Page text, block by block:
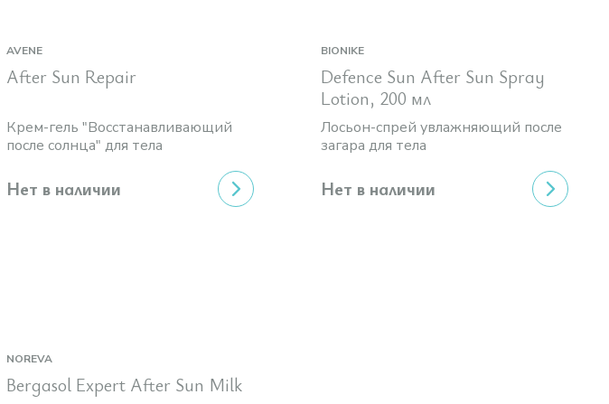
AVENE
After Sun Repair
Крем-гель "Восстанавливающий
после солнца" для тела
Нет в наличии
BIONIKE
Defence Sun After Sun Spray
Lotion, 200 мл
Лосьон-спрей увлажняющий после
загара для тела
Нет в наличии
NOREVA
Bergasol Expert After Sun Milk